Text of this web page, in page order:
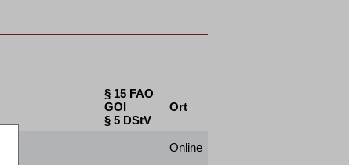
§ 15 FAO
GOI
§ 5 DStV
Ort
Online